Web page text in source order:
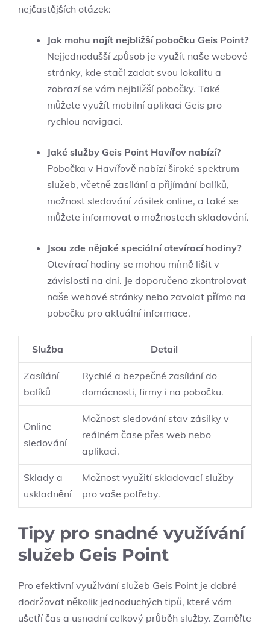
nejčastějších otázek:
Jak mohu najít nejbližší pobočku Geis Point?
Nejjednodušší způsob je využít naše webové
stránky, kde stačí zadat svou lokalitu a
zobrazí se vám nejbližší pobočky. Také
můžete využít mobilní aplikaci Geis pro
rychlou navigaci.
Jaké služby Geis Point Havířov nabízí?
Pobočka v Havířově nabízí široké spektrum
služeb, včetně zasílání a přijímání balíků,
možnost sledování zásilek online, a také se
můžete informovat o možnostech skladování.
Jsou zde nějaké speciální otevírací hodiny?
Otevírací hodiny se mohou mírně lišit v
závislosti na dni. Je doporučeno zkontrolovat
naše webové stránky nebo zavolat přímo na
pobočku pro aktuální informace.
Služba Detail
Zasílání
balíků
Rychlé a bezpečné zasílání do
domácnosti, firmy i na pobočku.
Online
sledování
Možnost sledování stav zásilky v
reálném čase přes web nebo
aplikaci.
Sklady a
uskladnění
Možnost využití skladovací služby
pro vaše potřeby.
Tipy pro snadné využívání
služeb Geis Point
Pro efektivní využívání služeb Geis Point je dobré
dodržovat několik jednoduchých tipů, které vám
ušetří čas a usnadní celkový průběh služby. Zaměřte